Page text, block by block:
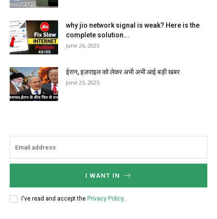
why jio network signal is weak? Here is the
complete solution...
June 26, 2025
ईरान, इज़राइल को लेकर अभी अभी आई बड़ी खबर
June 25, 2025
I WANT IN
I've read and accept the Privacy Policy.